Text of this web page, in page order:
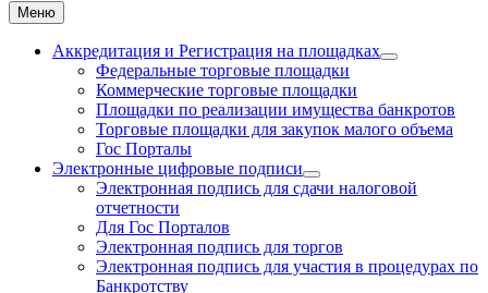
Меню
Аккредитация и Регистрация на площадках
Федеральные торговые площадки
Коммерческие торговые площадки
Площадки по реализации имущества банкротов
Торговые площадки для закупок малого объема
Гос Порталы
Электронные цифровые подписи
Электронная подпись для сдачи налоговой
отчетности
Для Гос Порталов
Электронная подпись для торгов
Электронная подпись для участия в процедурах по
Банкротству